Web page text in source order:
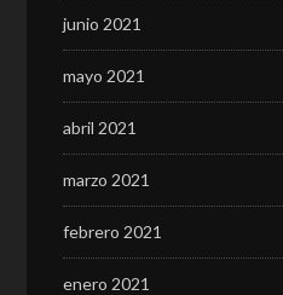
junio 2021
mayo 2021
abril 2021
marzo 2021
febrero 2021
enero 2021